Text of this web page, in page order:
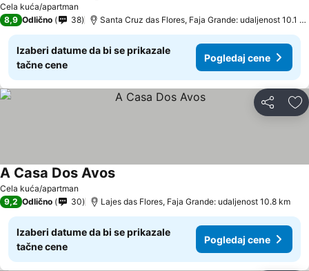
Cela kuća/apartman
8,9 Odlično 38 Santa Cruz das Flores, Faja Grande: udaljenost 10.1 km
Izaberi datume da bi se prikazale
tačne cene
Pogledaj cene
Deli
Cela kuća/apartman
A Casa Dos Avos
9,2 Odlično 30 Lajes das Flores, Faja Grande: udaljenost 10.8 km
Izaberi datume da bi se prikazale
tačne cene
Pogledaj cene